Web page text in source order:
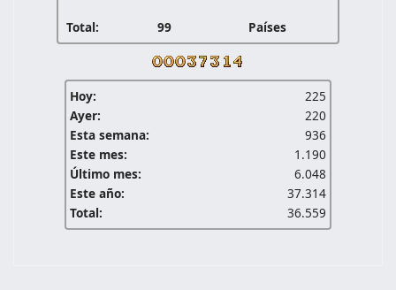
Total: 99 Países
Hoy:
225
Ayer:
220
Esta semana:
936
Este mes:
1.190
Último mes:
6.048
Este año:
37.314
Total:
36.559